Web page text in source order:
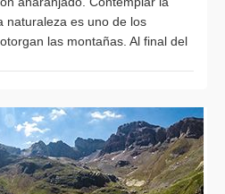
naturaleza es uno de los
las montañas. Al final del